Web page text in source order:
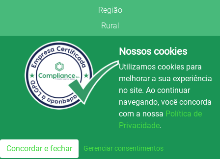
Região
Rural
Segurança Pública
União Frederiquense
© Copyright 2022.LA+.
Todos os direitos reservados.
100.3
FM
Nossos cookies
Utilizamos cookies para
melhorar a sua experiência
no site. Ao continuar
navegando, você concorda
com a nossa Política de
Privacidade.
Concordar e fechar Gerenciar consentimentos